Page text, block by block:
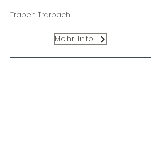
Traben Trarbach
Mehr Infos